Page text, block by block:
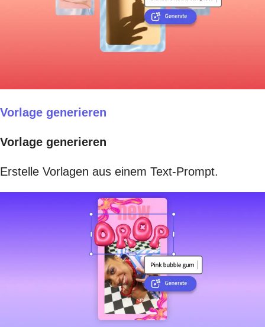
Vorlage generieren
Vorlage generieren
Erstelle Vorlagen aus einem Text-Prompt.